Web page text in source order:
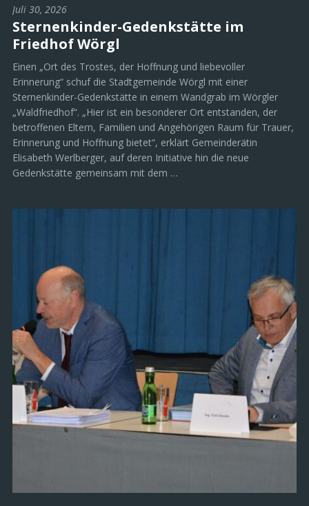
Juli 30, 2026
Sternenkinder-Gedenkstätte im
Friedhof Wörgl
Einen „Ort des Trostes, der Hoffnung und liebevoller
Erinnerung“ schuf die Stadtgemeinde Wörgl mit einer
Sternenkinder-Gedenkstätte in einem Wandgrab im Wörgler
„Waldfriedhof“. „Hier ist ein besonderer Ort entstanden, der
betroffenen Eltern, Familien und Angehörigen Raum für Trauer,
Erinnerung und Hoffnung bietet“, erklärt Gemeinderätin
Elisabeth Werlberger, auf deren Initiative hin die neue
Gedenkstätte gemeinsam mit dem …